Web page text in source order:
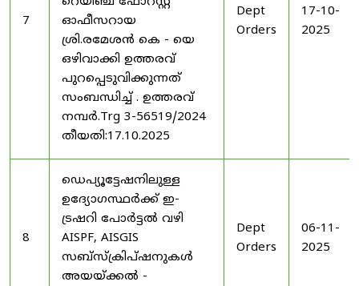
7
ഓഫീസറായ
ശ്രി.രമേശൻ കെ - യെ
ഒഴിവാക്കി ഉത്തരവ്
പുറപ്പെടുവിക്കുന്നത്
സംബന്ധിച്ച് . ഉത്തരവ്
നമ്പർ.Trg 3-56519/2024
തീയതി:17.10.2025
Dept
Orders
17-10-
2025
8
ഡെപ്യൂട്ടേഷനിലുള്ള
ഉദ്യോഗസ്ഥർക്ക് ഇ-
ട്രഷറി പോർട്ടൽ വഴി
AISPF, AISGIS
സബ്‌സ്‌ക്രിപ്‌ഷനുകൾ
അയയ്ക്കൽ -
Dept
Orders
06-11-
2025